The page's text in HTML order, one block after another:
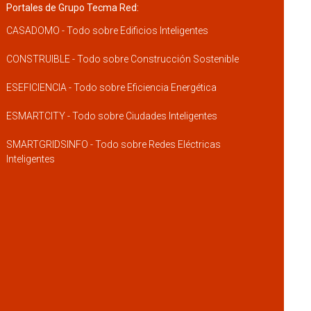
Portales de Grupo Tecma Red:
CASADOMO - Todo sobre Edificios Inteligentes
CONSTRUIBLE - Todo sobre Construcción Sostenible
ESEFICIENCIA - Todo sobre Eficiencia Energética
ESMARTCITY - Todo sobre Ciudades Inteligentes
SMARTGRIDSINFO - Todo sobre Redes Eléctricas
Inteligentes